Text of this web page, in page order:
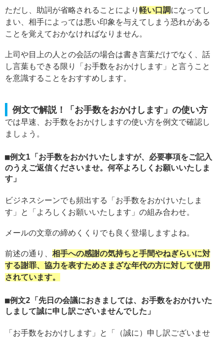
ただし、助詞が省略されることにより 軽い口調になってし
まい、相手によっては悪い印象を与えてしまう恐れがある
ことを覚えておかなければなりません。
上司や目上の人との会話の場合は書き言葉だけでなく、話
し言葉もできる限り「お手数をおかけします」と言うこと
を意識することをおすすめします。
例文で解説！「お手数をおかけします」の使い方
では早速、お手数をおかけしますの使い方を例文で確認し
ましょう。
例文1「お手数をおかけいたしますが、必要事項をご記入
のうえご返信くださいませ。何卒よろしくお願いいたしま
す」
ビジネスシーンでも頻出する「お手数をおかけいたしま
す」と「よろしくお願いいたします」の組み合わせ。
メールの文章の締めくくりでも良く登場しますよね。
前述の通り、 相手への感謝の気持ちと手間やねぎらいに対
する謝罪、協力を表すためさまざな年代の方に対して使用
されています。
例文2「先日の会議におきましては、お手数をおかけいた
しまして誠に申し訳ございませんでした」
「お手数をおかけします」と「（誠に）申し訳ございませ